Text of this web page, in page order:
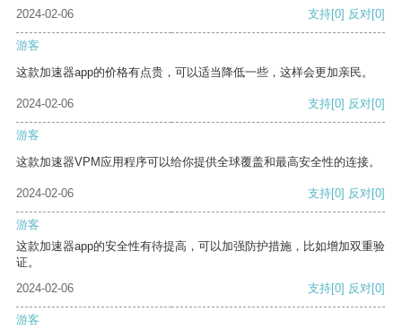
2024-02-06
支持[0] 反对[0]
游客
这款加速器app的价格有点贵，可以适当降低一些，这样会更加亲民。
2024-02-06 支持[0] 反对[0]
游客
这款加速器VPM应用程序可以给你提供全球覆盖和最高安全性的连接。
2024-02-06 支持[0] 反对[0]
游客
这款加速器app的安全性有待提高，可以加强防护措施，比如增加双重验
证。
2024-02-06
支持[0] 反对[0]
游客